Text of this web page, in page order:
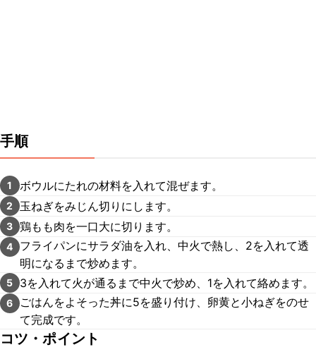
手順
1 ボウルにたれの材料を入れて混ぜます。
2 玉ねぎをみじん切りにします。
3 鶏もも肉を一口大に切ります。
4
フライパンにサラダ油を入れ、中火で熱し、2を入れて透
明になるまで炒めます。
5 3を入れて火が通るまで中火で炒め、1を入れて絡めます。
6
ごはんをよそった丼に5を盛り付け、卵黄と小ねぎをのせ
て完成です。
コツ・ポイント